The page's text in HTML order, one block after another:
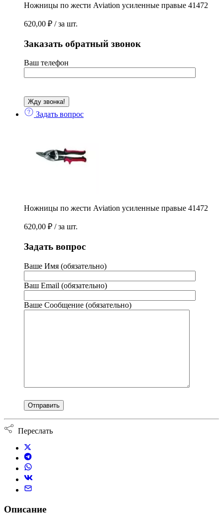
Ножницы по жести Aviation усиленные правые 41472
620,00 ₽ / за шт.
Заказать обратный звонок
Ваш телефон
Задать вопрос
Ножницы по жести Aviation усиленные правые 41472
620,00 ₽ / за шт.
Задать вопрос
Ваше Имя (обязательно)
Ваш Email (обязательно)
Ваше Сообщение (обязательно)
Переслать
Описание